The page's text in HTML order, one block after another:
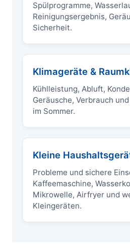
Spülprogramme,
Reinigungsergebnis,
Sicherheit.
Klimageräte &
Kühlleistung, Abluft,
Geräusche, Verbrauch
im Sommer.
Kleine
Probleme und sichere
Kaffeemaschine,
Mikrowelle, Airfryer und
Kleingeräten.